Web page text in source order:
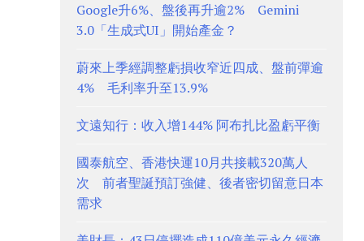
Google升6%、盤後再升逾2% Gemini
3.0「生成式UI」開始產金？
蔚來上季經調整虧損收窄近四成、盤前彈逾
4% 毛利率升至13.9%
文遠知行：收入增144% 阿布扎比盈虧平衡
國泰航空、香港快運10月共接載320萬人
次 前者聖誕預訂強健、後者密切留意日本
需求